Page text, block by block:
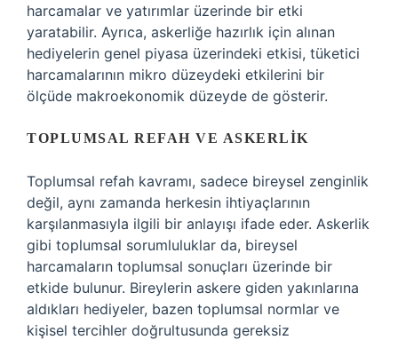
harcamalar ve yatırımlar üzerinde bir etki
yaratabilir. Ayrıca, askerliğe hazırlık için alınan
hediyelerin genel piyasa üzerindeki etkisi, tüketici
harcamalarının mikro düzeydeki etkilerini bir
ölçüde makroekonomik düzeyde de gösterir.
TOPLUMSAL REFAH VE ASKERLIK
Toplumsal refah kavramı, sadece bireysel zenginlik
değil, aynı zamanda herkesin ihtiyaçlarının
karşılanmasıyla ilgili bir anlayışı ifade eder. Askerlik
gibi toplumsal sorumluluklar da, bireysel
harcamaların toplumsal sonuçları üzerinde bir
etkide bulunur. Bireylerin askere giden yakınlarına
aldıkları hediyeler, bazen toplumsal normlar ve
kişisel tercihler doğrultusunda gereksiz